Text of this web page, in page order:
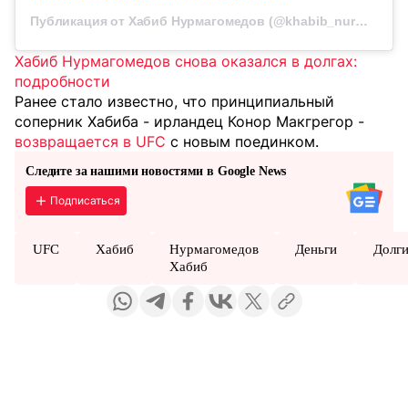
Публикация от Хабиб Нурмагомедов (@khabib_nurmagomedov)
Хабиб Нурмагомедов снова оказался в долгах:
подробности
Ранее стало известно, что принципиальный
соперник Хабиба - ирландец Конор Макгрегор -
возвращается в UFC с новым поединком.
Следите за нашими новостями в Google News
Подписаться
UFC Хабиб
Нурмагомедов
Хабиб
Деньги